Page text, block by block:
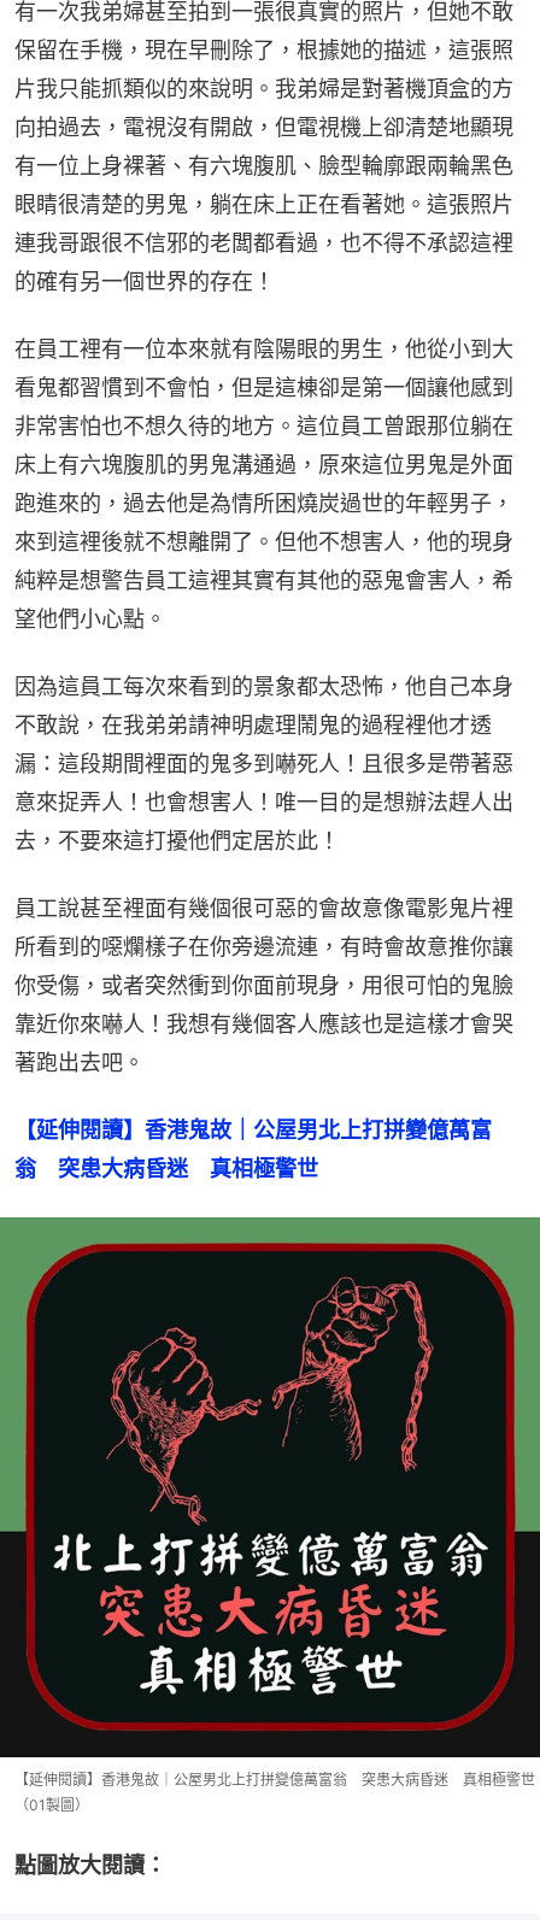
有一次我弟婦甚至拍到一張很真實的照片，但她不敢
保留在手機，現在早刪除了，根據她的描述，這張照
片我只能抓類似的來說明。我弟婦是對著機頂盒的方
向拍過去，電視沒有開啟，但電視機上卻清楚地顯現
有一位上身裸著、有六塊腹肌、臉型輪廓跟兩輪黑色
眼睛很清楚的男鬼，躺在床上正在看著她。這張照片
連我哥跟很不信邪的老闆都看過，也不得不承認這裡
的確有另一個世界的存在！
在員工裡有一位本來就有陰陽眼的男生，他從小到大
看鬼都習慣到不會怕，但是這棟卻是第一個讓他感到
非常害怕也不想久待的地方。這位員工曾跟那位躺在
床上有六塊腹肌的男鬼溝通過，原來這位男鬼是外面
跑進來的，過去他是為情所困燒炭過世的年輕男子，
來到這裡後就不想離開了。但他不想害人，他的現身
純粹是想警告員工這裡其實有其他的惡鬼會害人，希
望他們小心點。
因為這員工每次來看到的景象都太恐怖，他自己本身
不敢說，在我弟弟請神明處理鬧鬼的過程裡他才透
漏：這段期間裡面的鬼多到嚇死人！且很多是帶著惡
意來捉弄人！也會想害人！唯一目的是想辦法趕人出
去，不要來這打擾他們定居於此！
員工說甚至裡面有幾個很可惡的會故意像電影鬼片裡
所看到的噁爛樣子在你旁邊流連，有時會故意推你讓
你受傷，或者突然衝到你面前現身，用很可怕的鬼臉
靠近你來嚇人！我想有幾個客人應該也是這樣才會哭
著跑出去吧。
【延伸閱讀】香港鬼故｜公屋男北上打拼變億萬富
翁　突患大病昏迷　真相極警世
【延伸閱讀】香港鬼故｜公屋男北上打拼變億萬富翁 突患大病昏迷 真相極警世
（01製圖）
點圖放大閱讀：